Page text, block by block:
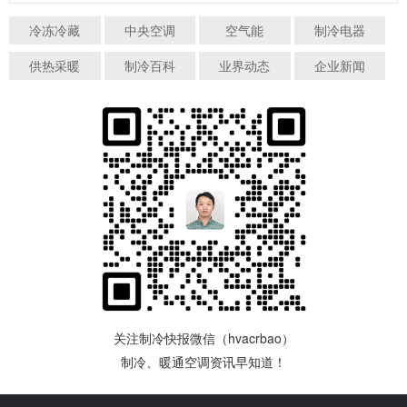
冷冻冷藏 中央空调 空气能
制冷电器
供热采暖
制冷百科 业界动态 企业新闻
关注制冷快报微信（hvacrbao）
制冷、暖通空调资讯早知道！